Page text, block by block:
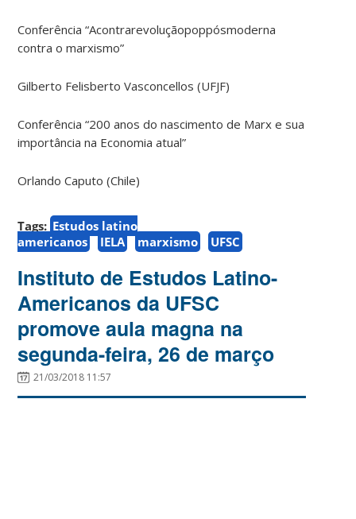
Conferência “Acontrarevoluçãopoppósmoderna
contra o marxismo”
Gilberto Felisberto Vasconcellos (UFJF)
Conferência “200 anos do nascimento de Marx e sua
importância na Economia atual”
Orlando Caputo (Chile)
Tags: Estudos latino
americanos
IELA marxismo UFSC
Instituto de Estudos Latino-
Americanos da UFSC
promove aula magna na
segunda-feira, 26 de março
21/03/2018 11:57